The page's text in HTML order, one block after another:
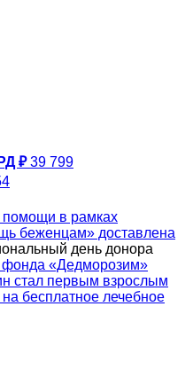
₽ 39 799
помощи в рамках
беженцам» доставлена
день донора
«Дедморозим»
стал первым взрослым
бесплатное лечебное